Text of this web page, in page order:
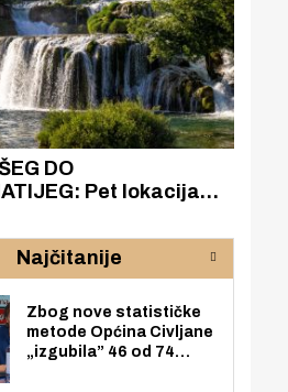
DO
Pet lokacija
Najčitanije
Zbog nove statističke
metode Općina Civljane
„izgubila” 46 od 74